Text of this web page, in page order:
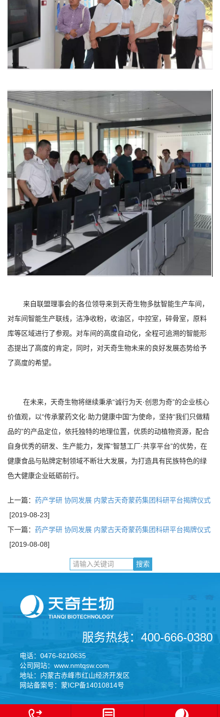
来自联盟理事会的各位领导来到天奇生物多肽智能生产车间，
对车间智能生产联线，洁净收粉，收油区，中控室，碎骨室，原料
库等区域进行了参观。对车间的高度自动化，全程可追溯的智能形
态提出了高度的肯定，同时，对天奇生物未来的良好发展态势给予
了高度的希望。
在未来，天奇生物将继续秉承“诚行为天·创思为奇”的企业核心
价值观，以“传承蒙药文化·助力健康中国”为使命，坚持“我们只做精
品的”的产品定位，依托独特的地理位置，优质的动植物资源，配合
自身优秀的研发、生产能力，发挥“智慧工厂·共享平台”的优势，在
健康食品与贴牌定制领域不断壮大发展，为打造具有民族特色的绿
色大健康企业砥砺前行。
上一篇： 药产学研 协同发展 内蒙古天奇蒙药集团科研平台揭牌仪式
[2019-08-23]
下一篇： 药产学研 协同发展 内蒙古天奇蒙药集团科研平台揭牌仪式
[2019-08-08]
服务热线：400-666-0380
电话：0476-8210635
公司网站：www.nmtqsw.com
地址：内蒙古赤峰市红山经济开发区
网站备案号：蒙ICP备14010814号